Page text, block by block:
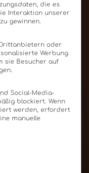
die es
Interaktion unserer
gewinnen.
oder
Werbung
sie Besucher auf
Social-Media-
blockiert. Wenn
werden, erfordert
manuelle